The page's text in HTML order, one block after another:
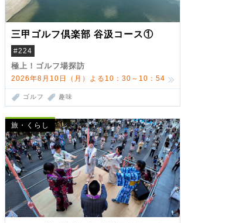
三甲ゴルフ倶楽部 谷汲コース①
#224
極上！ゴルフ場探訪
2026年8月10日（月）よる10：30～10：54
ゴルフ 趣味
旅・くらし